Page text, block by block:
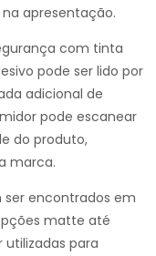
apresentação.
com tinta
pode ser lido por
adicional de
pode escanear
do produto,
marca.
encontrados em
matte até
utilizadas para